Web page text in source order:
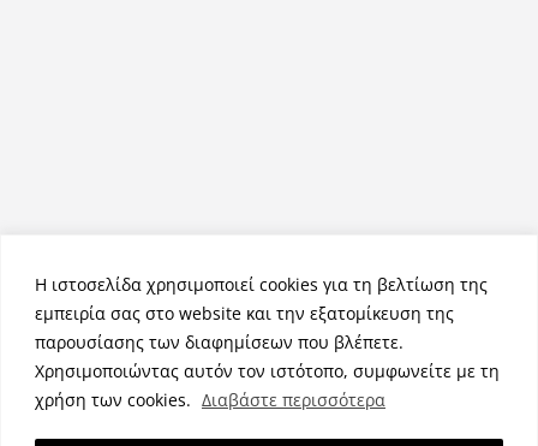
Η ιστοσελίδα χρησιμοποιεί cookies για τη βελτίωση της
εμπειρία σας στο website και την εξατομίκευση της
παρουσίασης των διαφημίσεων που βλέπετε.
Χρησιμοποιώντας αυτόν τον ιστότοπο, συμφωνείτε με τη
χρήση των cookies. Διαβάστε περισσότερα
Πνευματικά Δικαιώματα © 2026NemeaPress. Τα πνευματικά
δικαιώματα προστατεύονται.
Θέμα:ColorMagαπό ThemeGrill. Κατασκευασμένο με